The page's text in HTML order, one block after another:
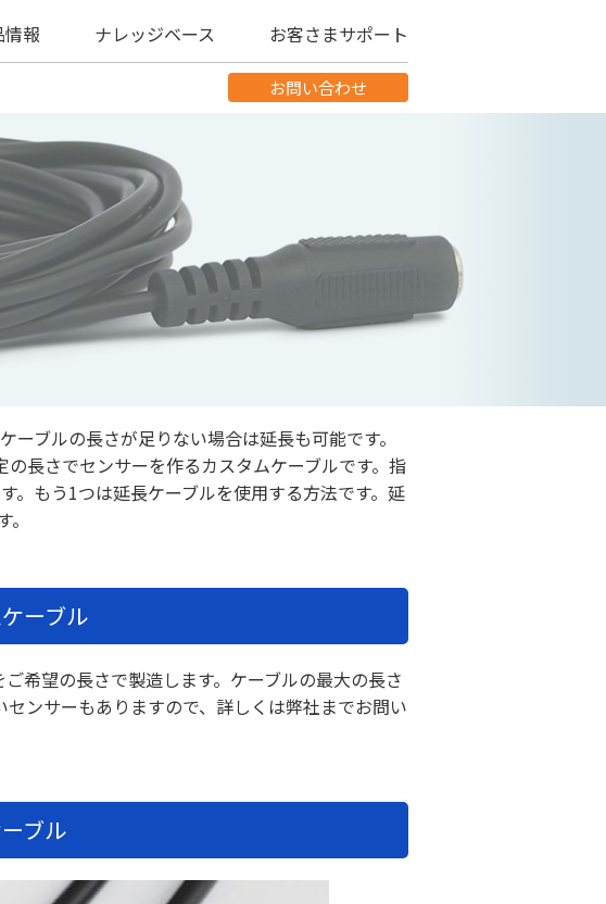
情報 ナレッジベース お客さまサポート
お問い合わせ
ブルの長さが足りない場合は延長も可能です。
長さでセンサーを作るカスタムケーブルです。指
。もう1つは延長ケーブルを使用する方法です。延
ーブル
希望の長さで製造します。ケーブルの最大の長さ
ンサーもありますので、詳しくは弊社までお問い
ブル